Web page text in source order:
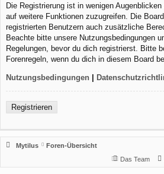
Die Registrierung ist in wenigen
auf weitere Funktionen zuzugreifen. Die
registrierten Benutzern auch zusätzliche
Beachte bitte unsere Nutzungsbedingungen
Regelungen, bevor du dich registrierst. Bitte
Forenregeln, wenn du dich in diesem Board
Nutzungsbedingungen |
Registrieren
Mytilus Foren-Übersicht
Das Team